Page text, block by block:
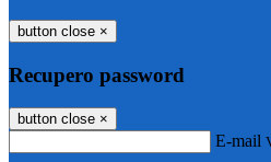
button close ×
Recupero password
button close ×
E-mail